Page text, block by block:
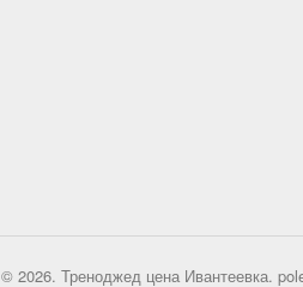
© 2026. Треноджед цена Ивантеевка.